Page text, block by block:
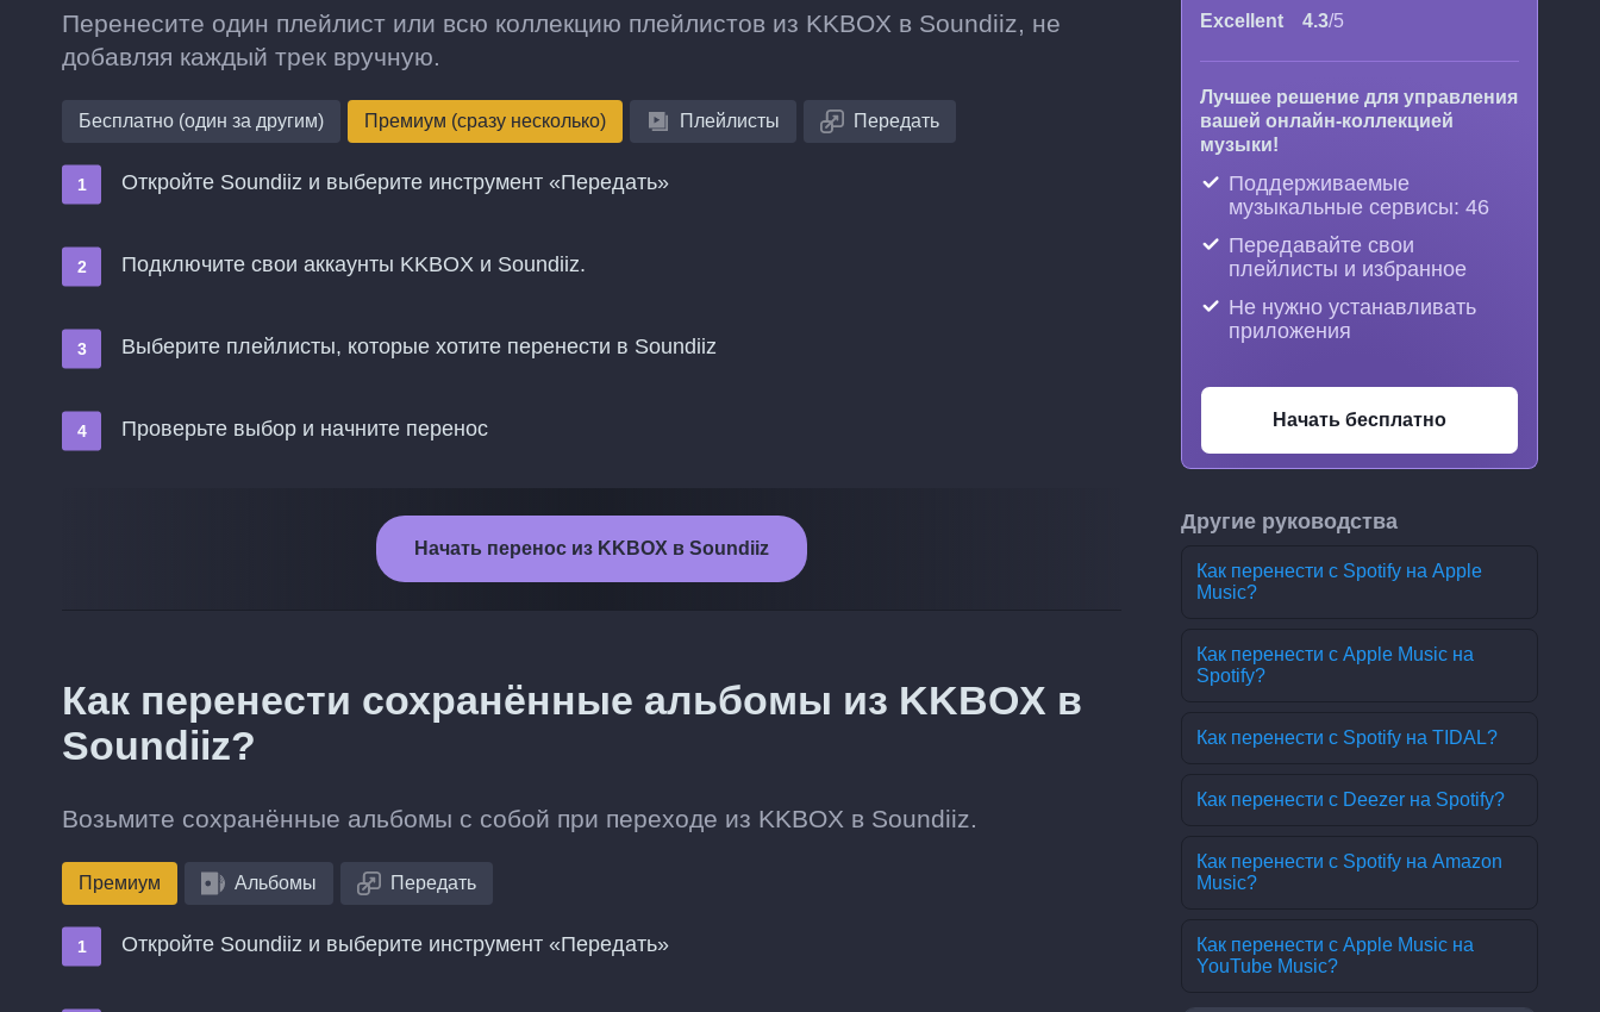
Перенесите один плейлист или всю коллекцию плейлистов из KKBOX в Soundiiz, не
добавляя каждый трек вручную.
Бесплатно (один за другим) Премиум (сразу несколько) Плейлисты Передать
Откройте Soundiiz и выберите инструмент «Передать»
Подключите свои аккаунты KKBOX и Soundiiz.
Выберите плейлисты, которые хотите перенести в Soundiiz
Проверьте выбор и начните перенос
Начать перенос из KKBOX в Soundiiz
Как перенести сохранённые альбомы из KKBOX в
Soundiiz?
Возьмите сохранённые альбомы с собой при переходе из KKBOX в Soundiiz.
Премиум Альбомы Передать
Откройте Soundiiz и выберите инструмент «Передать»
Excellent 4.3/5
Лучшее решение для управления
вашей онлайн-коллекцией
музыки!
Поддерживаемые
музыкальные сервисы: 46
Передавайте свои
плейлисты и избранное
Не нужно устанавливать
приложения
Начать бесплатно
Другие руководства
Как перенести с Spotify на Apple
Music?
Как перенести с Apple Music на
Spotify?
Как перенести с Spotify на TIDAL?
Как перенести с Deezer на Spotify?
Как перенести с Spotify на Amazon
Music?
Как перенести с Apple Music на
YouTube Music?